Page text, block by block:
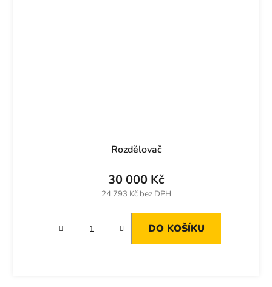
Rozdělovač
24 793 Kč bez DPH
30 000 Kč
DO KOŠÍKU